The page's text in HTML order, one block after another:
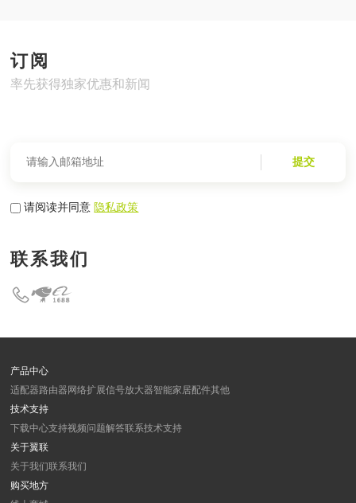
订阅
率先获得独家优惠和新闻
提交
请阅读并同意隐私政策
联系我们
产品中心
适配器路由器 网络扩展信号放大器智能家居配件其他
技术支持
下载中心支持视频问题解答联系技术支持
关于翼联
关于我们联系我们
购买地方